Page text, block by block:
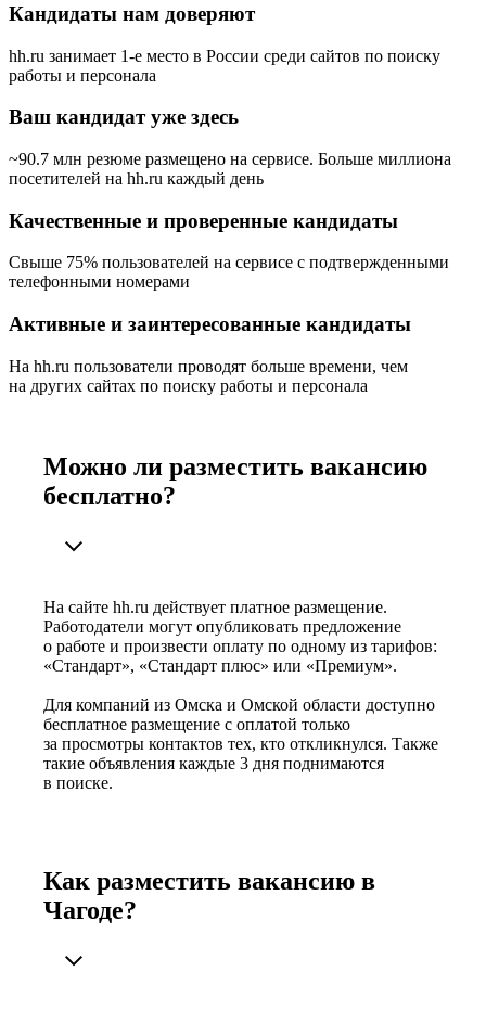
Кандидаты нам доверяют
hh.ru занимает 1-е место в России среди сайтов по поиску
работы и персонала
Ваш кандидат уже здесь
~90.7 млн резюме размещено на сервисе. Больше миллиона
посетителей на hh.ru каждый день
Качественные и проверенные кандидаты
Свыше 75% пользователей на сервисе с подтвержденными
телефонными номерами
Активные и заинтересованные кандидаты
На hh.ru пользователи проводят больше времени, чем
на других сайтах по поиску работы и персонала
Можно ли разместить вакансию
бесплатно?
На сайте hh.ru действует платное размещение.
Работодатели могут опубликовать предложение
о работе и произвести оплату по одному из тарифов:
«Стандарт», «Стандарт плюс» или «Премиум».
Для компаний из Омска и Омской области доступно
бесплатное размещение с оплатой только
за просмотры контактов тех, кто откликнулся. Также
такие объявления каждые 3 дня поднимаются
в поиске.
Как разместить вакансию в
Чагоде?